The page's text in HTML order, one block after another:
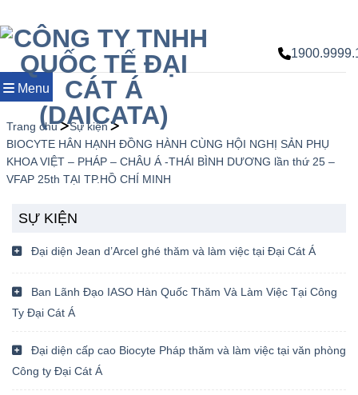
đến
nội
dung
Menu
Trang chủ
Sự kiện
BIOCYTE HÂN HẠNH ĐỒNG HÀNH CÙNG HỘI NGHỊ SẢN PHỤ
KHOA VIỆT – PHÁP – CHÂU Á -THÁI BÌNH DƯƠNG lần thứ 25 –
VFAP 25th TẠI TP.HỒ CHÍ MINH
SỰ KIỆN
Đại diện Jean d’Arcel ghé thăm và làm việc tại Đại Cát Á
Ban Lãnh Đạo IASO Hàn Quốc Thăm Và Làm Việc Tại Công
Ty Đại Cát Á
Đại diện cấp cao Biocyte Pháp thăm và làm việc tại văn phòng
Công ty Đại Cát Á